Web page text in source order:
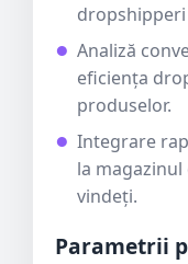
Analiză
eficiența
produselor.
Integrare
la magazinul
vindeți.
Parametrii